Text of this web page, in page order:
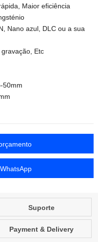
Maior eficiência
Nano azul, DLC ou a sua
Etc
50mm
Suporte
Payment & Delivery